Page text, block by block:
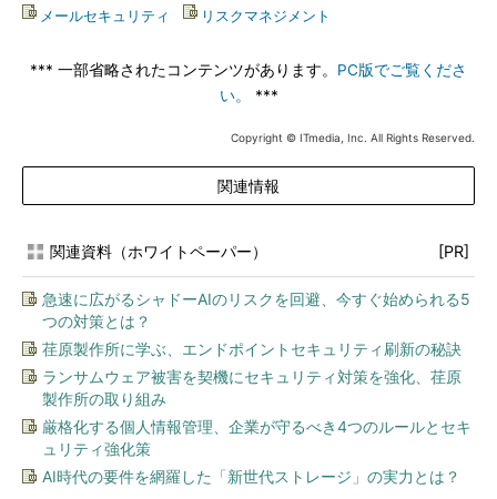
メールセキュリティ
リスクマネジメント
*** 一部省略されたコンテンツがあります。 PC版でご覧くださ
い。
***
Copyright © ITmedia, Inc. All Rights Reserved.
関連情報
関連資料（ホワイトペーパー） [PR]
急速に広がるシャドーAIのリスクを回避、今すぐ始められる5
つの対策とは？
荏原製作所に学ぶ、エンドポイントセキュリティ刷新の秘訣
ランサムウェア被害を契機にセキュリティ対策を強化、荏原
製作所の取り組み
厳格化する個人情報管理、企業が守るべき4つのルールとセキ
ュリティ強化策
AI時代の要件を網羅した「新世代ストレージ」の実力とは？